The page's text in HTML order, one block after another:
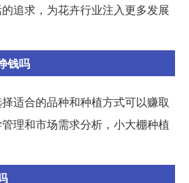
追求，为花卉行业注入更多发展
钱吗
适合的品种和种植方式可以赚取
理和市场需求分析，小大棚种植